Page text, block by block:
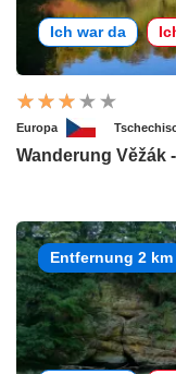
Ich war da
Europa
Wanderung Věžák
Entfernung 2 km